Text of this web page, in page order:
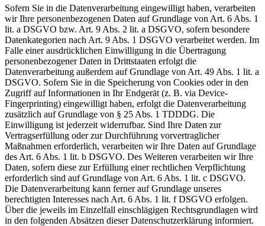
Sofern Sie in die Datenverarbeitung eingewilligt haben, verarbeiten
wir Ihre personenbezogenen Daten auf Grundlage von Art. 6 Abs. 1
lit. a DSGVO bzw. Art. 9 Abs. 2 lit. a DSGVO, sofern besondere
Datenkategorien nach Art. 9 Abs. 1 DSGVO verarbeitet werden. Im
Falle einer ausdrücklichen Einwilligung in die Übertragung
personenbezogener Daten in Drittstaaten erfolgt die
Datenverarbeitung außerdem auf Grundlage von Art. 49 Abs. 1 lit. a
DSGVO. Sofern Sie in die Speicherung von Cookies oder in den
Zugriff auf Informationen in Ihr Endgerät (z. B. via Device-
Fingerprinting) eingewilligt haben, erfolgt die Datenverarbeitung
zusätzlich auf Grundlage von § 25 Abs. 1 TDDDG. Die
Einwilligung ist jederzeit widerrufbar. Sind Ihre Daten zur
Vertragserfüllung oder zur Durchführung vorvertraglicher
Maßnahmen erforderlich, verarbeiten wir Ihre Daten auf Grundlage
des Art. 6 Abs. 1 lit. b DSGVO. Des Weiteren verarbeiten wir Ihre
Daten, sofern diese zur Erfüllung einer rechtlichen Verpflichtung
erforderlich sind auf Grundlage von Art. 6 Abs. 1 lit. c DSGVO.
Die Datenverarbeitung kann ferner auf Grundlage unseres
berechtigten Interesses nach Art. 6 Abs. 1 lit. f DSGVO erfolgen.
Über die jeweils im Einzelfall einschlägigen Rechtsgrundlagen wird
in den folgenden Absätzen dieser Datenschutzerklärung informiert.